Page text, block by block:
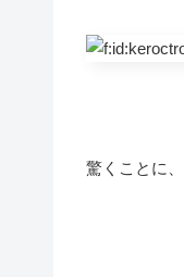
驚くことに